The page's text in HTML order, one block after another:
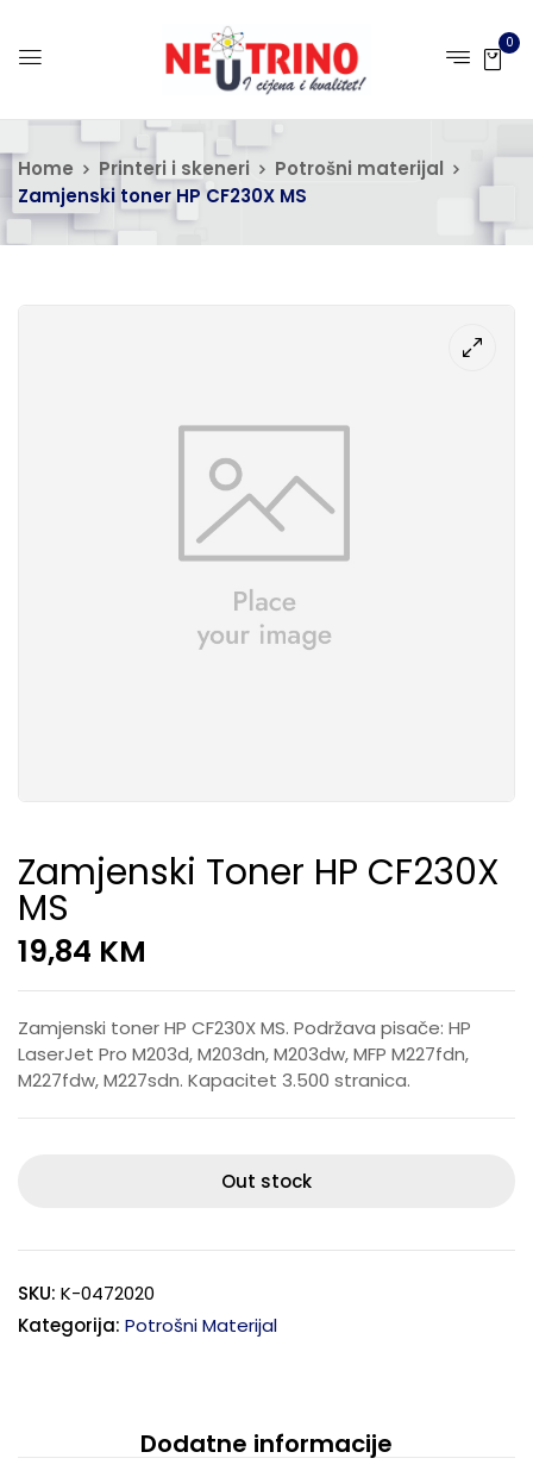
0
Home Printeri i skeneri
Potrošni materijal
Zamjenski toner HP CF230X MS
Zamjenski Toner HP CF230X
MS
19,84 KM
Zamjenski toner HP CF230X MS. Podržava pisače: HP
LaserJet Pro M203d, M203dn, M203dw, MFP M227fdn,
M227fdw, M227sdn. Kapacitet 3.500 stranica.
Out stock
SKU: K-0472020
Kategorija: Potrošni Materijal
Dodatne informacije